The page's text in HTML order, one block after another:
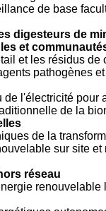
de base
digesteurs de
et
et les résidus de
pathogènes
de l'électricité pour
de la
de la
sur site
réseau